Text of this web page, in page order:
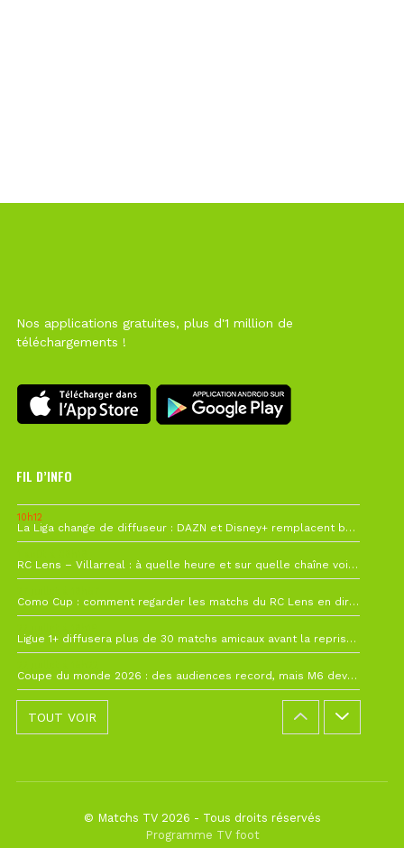
Nos applications gratuites, plus d'1 million de
téléchargements !
FIL D’INFO
10h12
La Liga change de diffuseur : DAZN et Disney+ remplacent beIN Sports !
RC Lens – Villarreal : à quelle heure et sur quelle chaîne voir la finale de la Como Cup ?
Como Cup : comment regarder les matchs du RC Lens en direct ?
Ligue 1+ diffusera plus de 30 matchs amicaux avant la reprise de la Ligue 1
Coupe du monde 2026 : des audiences record, mais M6 devrait perdre très gros !
TOUT VOIR
© Matchs TV 2026 - Tous droits réservés
Programme TV foot